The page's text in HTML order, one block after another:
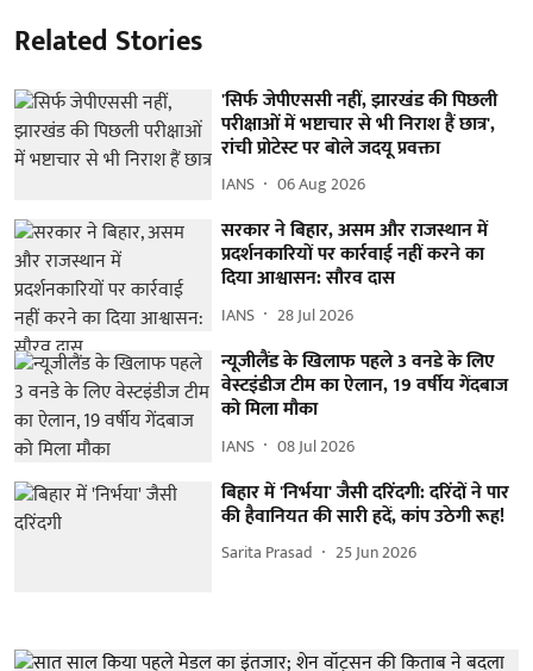
Related Stories
'सिर्फ जेपीएससी नहीं, झारखंड की पिछली
परीक्षाओं में भष्टाचार से भी निराश हैं छात्र',
रांची प्रोटेस्ट पर बोले जदयू प्रवक्ता
IANS 06 Aug 2026
सरकार ने बिहार, असम और राजस्थान में
प्रदर्शनकारियों पर कार्रवाई नहीं करने का
दिया आश्वासन: सौरव दास
IANS 28 Jul 2026
न्यूजीलैंड के खिलाफ पहले 3 वनडे के लिए
वेस्टइंडीज टीम का ऐलान, 19 वर्षीय गेंदबाज
को मिला मौका
IANS 08 Jul 2026
बिहार में 'निर्भया' जैसी दरिंदगी: दरिंदों ने पार
की हैवानियत की सारी हदें, कांप उठेगी रूह!
Sarita Prasad 25 Jun 2026